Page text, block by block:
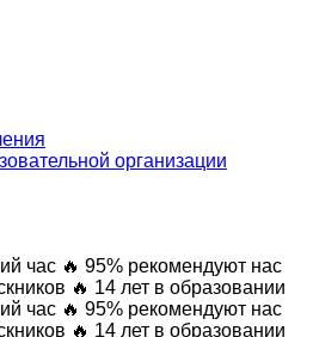
организации
час 🔥 95% рекомендуют нас
🔥 14 лет в образовании
час 🔥 95% рекомендуют нас
🔥 14 лет в образовании